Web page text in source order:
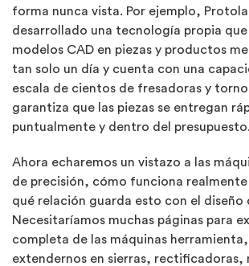
forma nunca vista. Por ejemplo,
desarrollado una tecnología propia
modelos CAD en piezas y productos
tan solo un día y cuenta con una
escala de cientos de fresadoras y
garantiza que las piezas se entregan
puntualmente y dentro del presupuesto.
Ahora echaremos un vistazo a las
de precisión, cómo funciona
qué relación guarda esto con el diseño
Necesitaríamos muchas páginas para
completa de las máquinas herramienta,
extendernos en sierras, rectificadoras,